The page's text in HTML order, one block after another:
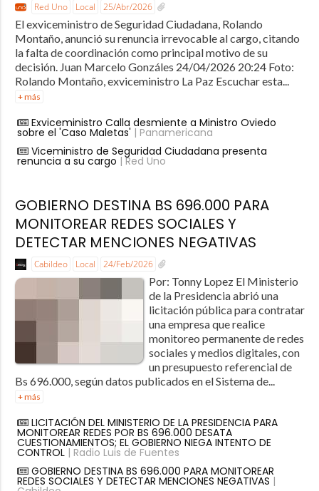
Red Uno Local 25/Abr/2026
El exviceministro de Seguridad Ciudadana, Rolando
Montaño, anunció su renuncia irrevocable al cargo, citando
la falta de coordinación como principal motivo de su
decisión. Juan Marcelo Gonzáles 24/04/2026 20:24 Foto:
Rolando Montaño, exviceministro La Paz Escuchar esta...
+ más
Exviceministro Calla desmiente a Ministro Oviedo
sobre el 'Caso Maletas' | Panamericana
Viceministro de Seguridad Ciudadana presenta
renuncia a su cargo | Red Uno
GOBIERNO DESTINA BS 696.000 PARA
MONITOREAR REDES SOCIALES Y
DETECTAR MENCIONES NEGATIVAS
Cabildeo Local 24/Feb/2026
Por: Tonny Lopez El Ministerio
de la Presidencia abrió una
licitación pública para contratar
una empresa que realice
monitoreo permanente de redes
sociales y medios digitales, con
un presupuesto referencial de
Bs 696.000, según datos publicados en el Sistema de...
+ más
LICITACIÓN DEL MINISTERIO DE LA PRESIDENCIA PARA
MONITOREAR REDES POR BS 696.000 DESATA
CUESTIONAMIENTOS; EL GOBIERNO NIEGA INTENTO DE
CONTROL| Radio Luis de Fuentes
GOBIERNO DESTINA BS 696.000 PARA MONITOREAR
REDES SOCIALES Y DETECTAR MENCIONES NEGATIVAS |